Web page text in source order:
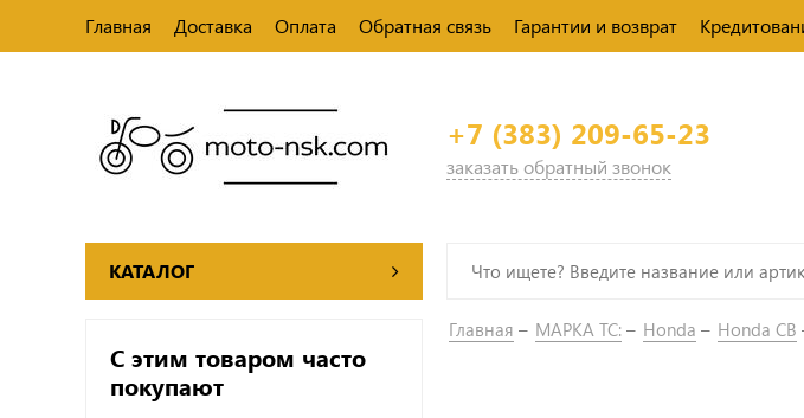
Главная Доставка Оплата Обратная связь Гарантии и возврат
+7 (383) 209-65-23
заказать обратный звонок
КАТАЛОГ
С этим товаром часто
покупают
Главная МАРКА ТС: Honda Honda CB